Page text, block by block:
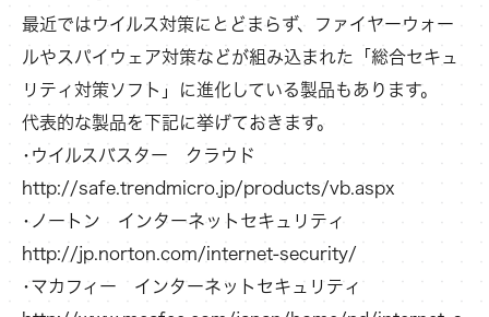
最近ではウイルス対策にとどまらず、ファイヤーウォー
ルやスパイウェア対策などが組み込まれた「総合セキュ
リティ対策ソフト」に進化している製品もあります。
代表的な製品を下記に挙げておきます。
･ウイルスバスター クラウド
http://safe.trendmicro.jp/products/vb.aspx
･ノートン インターネットセキュリティ
http://jp.norton.com/internet-security/
･マカフィー インターネットセキュリティ